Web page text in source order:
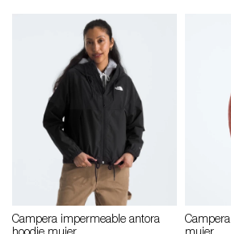
Campera impermeable antora